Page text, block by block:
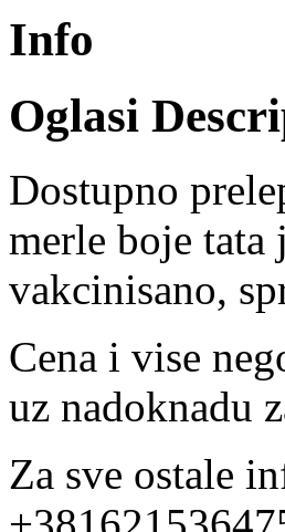
Info
Oglasi
Dostupno
merle boje tata
vakcinisano,
Cena i vise
uz nadoknadu
Za sve ostale